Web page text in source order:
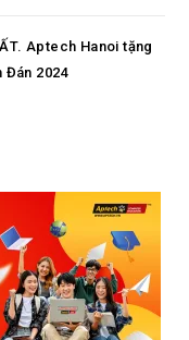
Aptech Hanoi tặng
Đán 2024